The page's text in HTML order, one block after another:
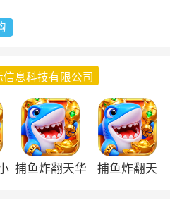
信息科技有限公司
捕鱼炸翻天华
捕鱼炸翻天